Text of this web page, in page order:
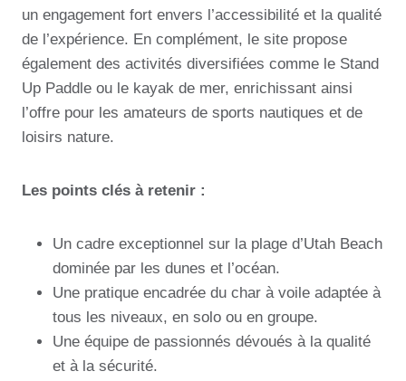
un engagement fort envers l’accessibilité et la qualité
de l’expérience. En complément, le site propose
également des activités diversifiées comme le Stand
Up Paddle ou le kayak de mer, enrichissant ainsi
l’offre pour les amateurs de sports nautiques et de
loisirs nature.
Les points clés à retenir :
Un cadre exceptionnel sur la plage d’Utah Beach
dominée par les dunes et l’océan.
Une pratique encadrée du char à voile adaptée à
tous les niveaux, en solo ou en groupe.
Une équipe de passionnés dévoués à la qualité
et à la sécurité.